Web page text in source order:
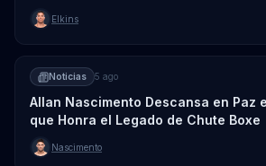
Elkins
Noticias 5 ago
Allan Nascimento Descansa en Paz
que Honra el Legado de Chute Boxe
Nascimento